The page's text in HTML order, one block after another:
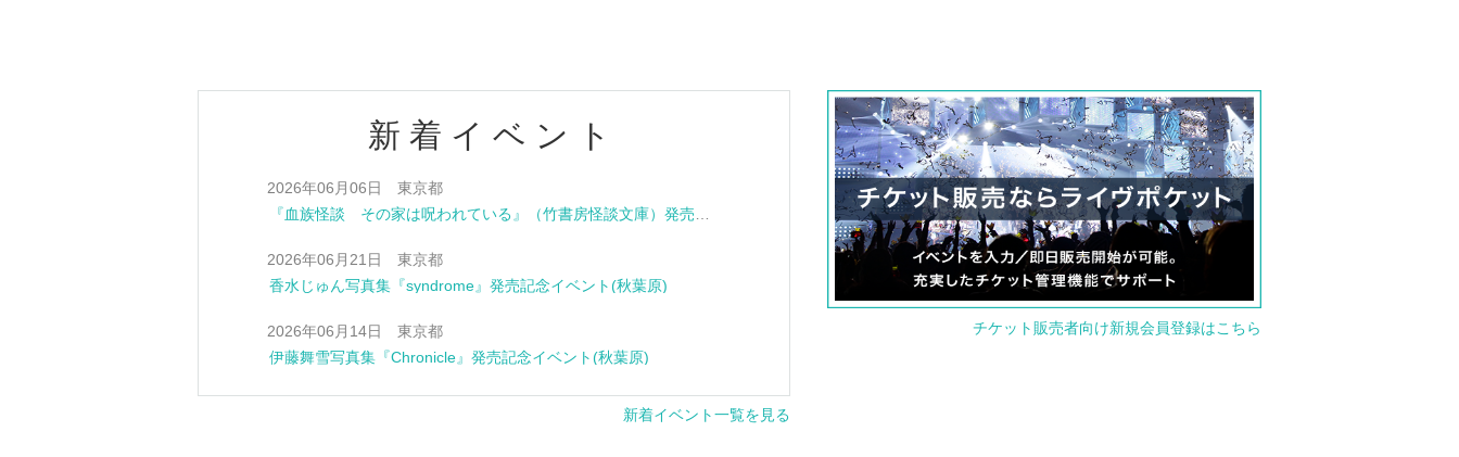
新着イベント
2026年06月06日 東京都
2026年06月21日 東京都
香水じゅん写真集『syndrome』発売記念イベント(秋葉原)
2026年06月14日 東京都
伊藤舞雪写真集『Chronicle』発売記念イベント(秋葉原)
新着イベント一覧を見る
チケット販売者向け新規会員登録はこちら